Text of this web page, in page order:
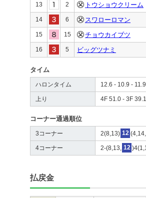
13 2 トウショウクリーム
14 6 スワローロマン
15 15 チョウカイブツ
16 5 ビッグツナミ
タイム
ハロンタイム 12.6 - 10.9 -
上り 4F 51.0 - 3F 39.1
コーナー通過順位
3コーナー 2(8,13) 12
4コーナー 2-(8,13, 12
払戻金